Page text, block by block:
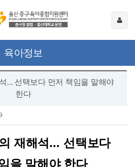
육아정보
... 선택보다 먼저 책임을 말해야
한다
재해석 ... 선택보다
을 말해야 한다